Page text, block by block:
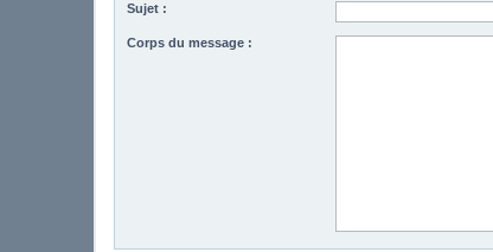
Sujet :
Corps du message :